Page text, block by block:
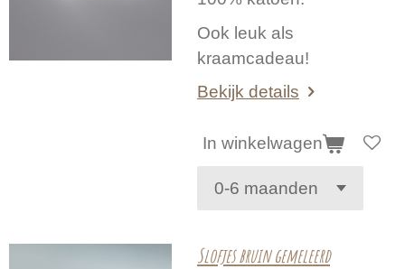
Ook leuk als
kraamcadeau!
Bekijk details
In winkelwagen
Slofjes bruin gemeleerd